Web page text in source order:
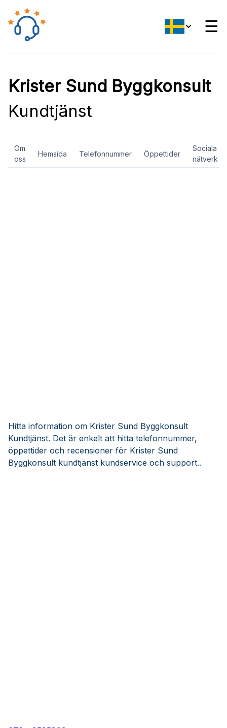
☰
Krister Sund Byggkonsult
Kundtjänst
Om
oss
Hemsida Telefonnummer Öppettider
Sociala
nätverk
Hitta information om Krister Sund Byggkonsult
Kundtjänst. Det är enkelt att hitta telefonnummer,
öppettider och recensioner för Krister Sund
Byggkonsult kundtjänst kundservice och support..